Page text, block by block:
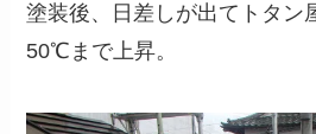
塗装後、日差しが出てトタン
50℃まで上昇。